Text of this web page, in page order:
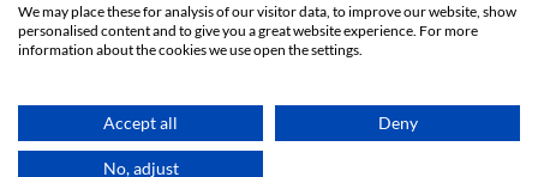
We may place these for analysis of our visitor data, to improve our website, show
personalised content and to give you a great website experience. For more
information about the cookies we use open the settings.
Accept all Deny
No, adjust
The electronic version of the journal is fully available on
the website in Open Access:
information, please contact:
ksiegarnia@uni.lodz.pl
Accesibility declaration